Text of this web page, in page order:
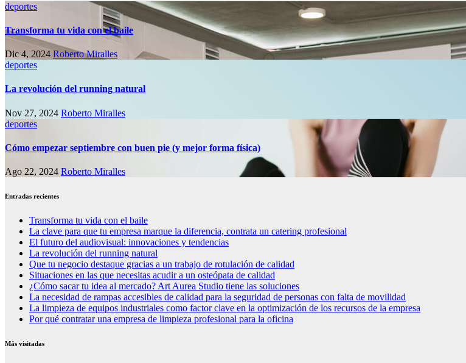
deportes
Transforma tu vida con el baile
Dic 4, 2024 Roberto Miralles
deportes
La revolución del running natural
Nov 27, 2024 Roberto Miralles
deportes
Cómo empezar septiembre con buen pie (y mejor forma física)
Ago 22, 2024 Roberto Miralles
Entradas recientes
Transforma tu vida con el baile
La clave para que tu empresa marque la diferencia, contrata un catering profesional
El futuro del audiovisual: innovaciones y tendencias
La revolución del running natural
Que tu negocio destaque gracias a un trabajo de rotulación de calidad
Situaciones en las que necesitas acudir a un osteópata de calidad
¿Cómo sacar tu idea al mercado? Art Aurea Studio tiene las soluciones
La necesidad de rampas accesibles de calidad para la seguridad de personas con falta de movilidad
La limpieza de equipos industriales como factor clave en la optimización de los recursos de la empresa
Por qué contratar una empresa de limpieza profesional para la oficina
Más visitadas